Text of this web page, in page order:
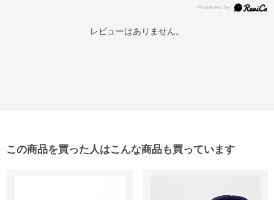
レビューはありません。
この商品を買った人はこんな商品も買っています